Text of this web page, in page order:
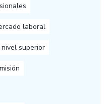
laboral
superior